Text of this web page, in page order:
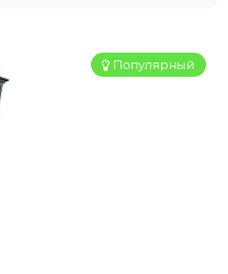
Популярный